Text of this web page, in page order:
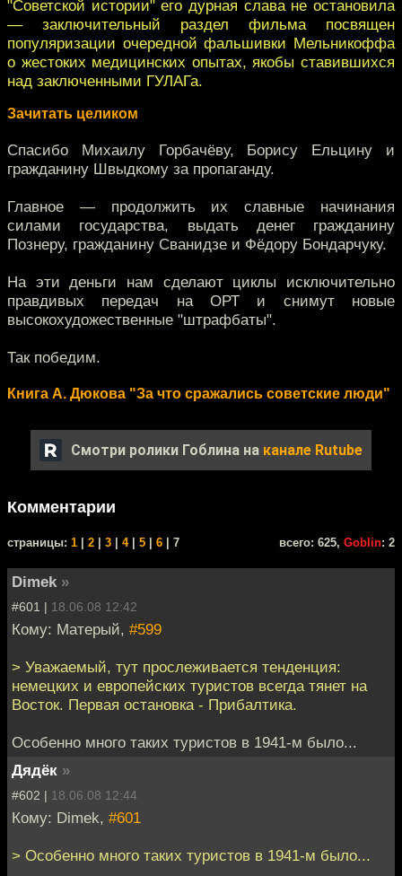
"Советской истории" его дурная слава не остановила
— заключительный раздел фильма посвящен
популяризации очередной фальшивки Мельникоффа
о жестоких медицинских опытах, якобы ставившихся
над заключенными ГУЛАГа.
Зачитать целиком
Спасибо Михаилу Горбачёву, Борису Ельцину и
гражданину Швыдкому за пропаганду.
Главное — продолжить их славные начинания
силами государства, выдать денег гражданину
Познеру, гражданину Сванидзе и Фёдору Бондарчуку.
На эти деньги нам сделают циклы исключительно
правдивых передач на ОРТ и снимут новые
высокохудожественные "штрафбаты".
Так победим.
Книга А. Дюкова "За что сражались советские люди"
Смотри ролики Гоблина на канале Rutube
Комментарии
cтраницы: 1 2 3 4| 5 6 | 7 всего: 625, Goblin: 2
Dimek »
#601 | 18.06.08 12:42
Кому: Матерый, #599
> Уважаемый, тут прослеживается тенденция:
немецких и европейских туристов всегда тянет на
Восток. Первая остановка - Прибалтика.
Особенно много таких туристов в 1941-м было...
Дядёк »
#602 | 18.06.08 12:44
Кому: Dimek, #601
> Особенно много таких туристов в 1941-м было...